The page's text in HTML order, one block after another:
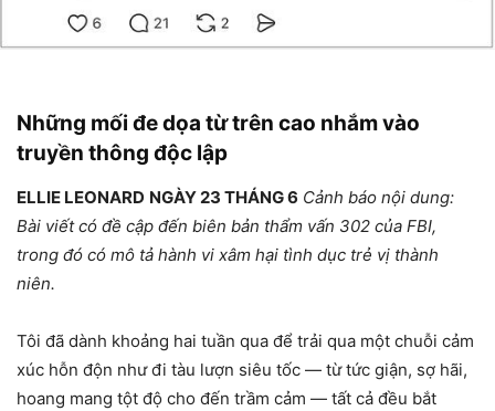
Những mối đe dọa từ trên cao nhắm vào
truyền thông độc lập
ELLIE LEONARD NGÀY 23 THÁNG 6 Cảnh báo nội dung:
Bài viết có đề cập đến biên bản thẩm vấn 302 của FBI,
trong đó có mô tả hành vi xâm hại tình dục trẻ vị thành
niên.
Tôi đã dành khoảng hai tuần qua để trải qua một chuỗi cảm
xúc hỗn độn như đi tàu lượn siêu tốc — từ tức giận, sợ hãi,
hoang mang tột độ cho đến trầm cảm — tất cả đều bắt